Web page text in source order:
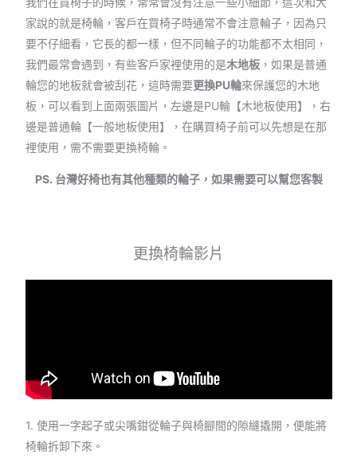
家說的就是椅輪，客戶在買椅子時通常不會注意輪子，因為只
要不仔細看，它長的都一樣，但不同輪子的功能都不太相同，
我們最常會遇到，有些客戶家裡使用的是木地板，如果是普通
輪您的地板就會被刮花，這時需要更換PU輪來保護您的木地
板，可以看到上面兩張圖片，左邊是PU輪【木地板使用】，右
邊是普通輪【一般地板使用】，在購買椅子前可以先想是在那
裡使用，需不需要更換椅輪。
PS. 台灣好椅也有其他種類的輪子，如果需要可以幫您客製
更換椅輪影片
1. 使用一字起子或尖嘴鉗從輪子與椅腳間的隙縫撬開，便能將
椅輪拆卸下來。